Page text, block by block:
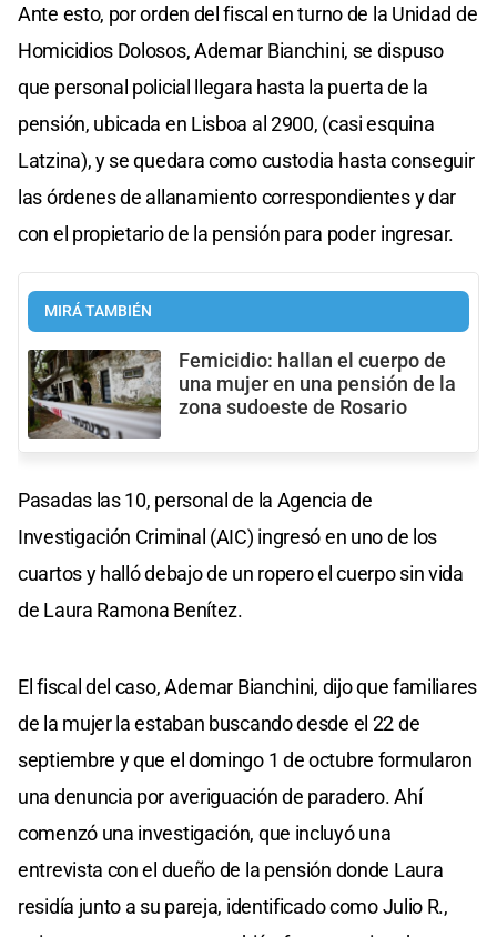
Ante esto, por orden del fiscal en turno de la Unidad de
Homicidios Dolosos, Ademar Bianchini, se dispuso
que personal policial llegara hasta la puerta de la
pensión, ubicada en Lisboa al 2900, (casi esquina
Latzina), y se quedara como custodia hasta conseguir
las órdenes de allanamiento correspondientes y dar
con el propietario de la pensión para poder ingresar.
MIRÁ TAMBIÉN
Femicidio: hallan el cuerpo de
una mujer en una pensión de la
zona sudoeste de Rosario
Pasadas las 10, personal de la Agencia de
Investigación Criminal (AIC) ingresó en uno de los
cuartos y halló debajo de un ropero el cuerpo sin vida
de Laura Ramona Benítez.
El fiscal del caso, Ademar Bianchini, dijo que familiares
de la mujer la estaban buscando desde el 22 de
septiembre y que el domingo 1 de octubre formularon
una denuncia por averiguación de paradero. Ahí
comenzó una investigación, que incluyó una
entrevista con el dueño de la pensión donde Laura
residía junto a su pareja, identificado como Julio R.,